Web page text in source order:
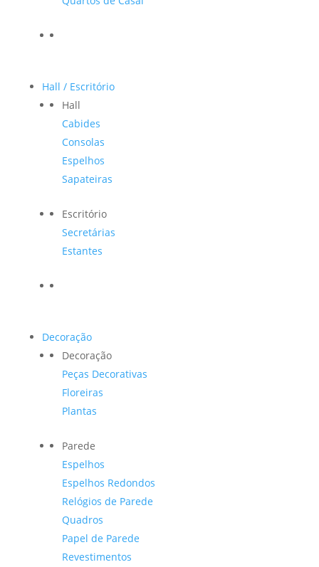
Hall / Escritório
Hall
Cabides
Consolas
Espelhos
Sapateiras
Escritório
Secretárias
Estantes
Decoração
Decoração
Peças Decorativas
Floreiras
Plantas
Parede
Espelhos
Espelhos Redondos
Relógios de Parede
Quadros
Papel de Parede
Revestimentos